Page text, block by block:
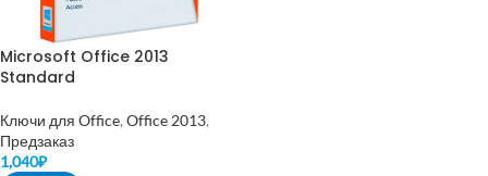
Microsoft Office 2013
Standard
Ключи для Office, Office 2013,
Предзаказ
1,040₽